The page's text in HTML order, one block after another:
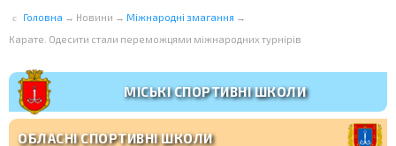
Головна → Новини → Міжнародні змагання →
Карате. Одесити стали переможцями міжнародних турнірів
МІСЬКІ СПОРТИВНІ ШКОЛИ
ОБЛАСНІ СПОРТИВНІ ШКОЛИ